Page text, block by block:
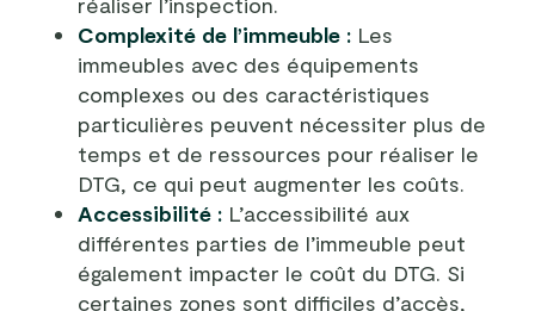
Complexité de l’immeuble : Les
immeubles avec des équipements
complexes ou des caractéristiques
particulières peuvent nécessiter plus de
temps et de ressources pour réaliser le
DTG, ce qui peut augmenter les coûts.
Accessibilité : L’accessibilité aux
différentes parties de l’immeuble peut
également impacter le coût du DTG. Si
certaines zones sont difficiles d’accès,